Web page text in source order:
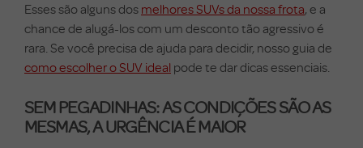
Esses são alguns dos melhores SUVs da nossa frota, e a
chance de alugá-los com um desconto tão agressivo é
rara. Se você precisa de ajuda para decidir, nosso guia de
como escolher o SUV ideal pode te dar dicas essenciais.
SEM PEGADINHAS: AS CONDIÇÕES SÃO AS
MESMAS, A URGÊNCIA É MAIOR